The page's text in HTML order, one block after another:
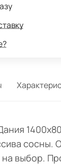
сосны.
на выбор.